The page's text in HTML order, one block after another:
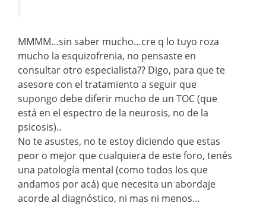
MMMM…sin saber mucho…cre q lo tuyo roza
mucho la esquizofrenia, no pensaste en
consultar otro especialista?? Digo, para que te
asesore con el tratamiento a seguir que
supongo debe diferir mucho de un TOC (que
está en el espectro de la neurosis, no de la
psicosis)..
No te asustes, no te estoy diciendo que estas
peor o mejor que cualquiera de este foro, tenés
una patología mental (como todos los que
andamos por acá) que necesita un abordaje
acorde al diagnóstico, ni mas ni menos…